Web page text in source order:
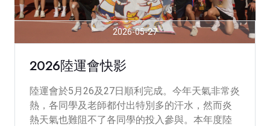
2026-05-27
2026陸運會快影
陸運會於5月26及27日順利完成。今年天氣非常炎
熱，各同學及老師都付出特別多的汗水，然而炎
熱天氣也難阻不了各同學的投入參與。本年度陸